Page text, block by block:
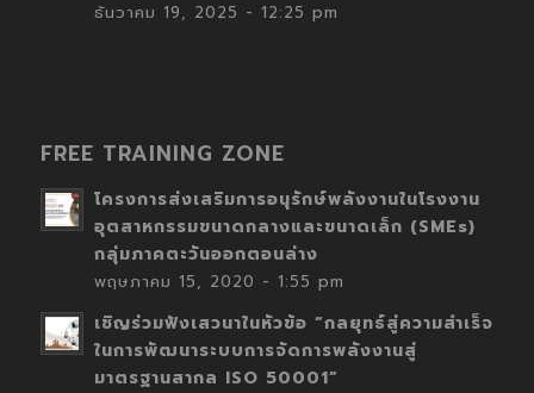
ธันวาคม 19, 2025 - 12:25 pm
FREE TRAINING ZONE
โครงการส่งเสริมการอนุรักษ์พลังงานในโรงงาน
อุตสาหกรรมขนาดกลางและขนาดเล็ก (SMEs)
กลุ่มภาคตะวันออกตอนล่าง
พฤษภาคม 15, 2020 - 1:55 pm
เชิญร่วมฟังเสวนาในหัวข้อ “กลยุทธ์สู่ความสำเร็จ
ในการพัฒนาระบบการจัดการพลังงานสู่
มาตรฐานสากล ISO 50001”